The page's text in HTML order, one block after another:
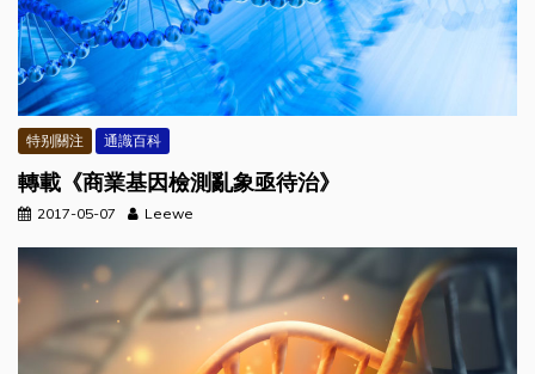
特别關注 通識百科
轉載《商業基因檢測亂象亟待治》
2017-05-07 Leewe